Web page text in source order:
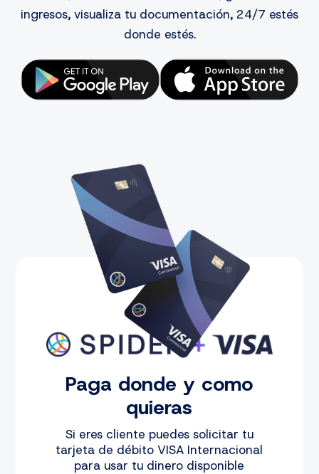
ingresos, visualiza tu documentación, 24/7 estés
donde estés.
Paga donde y como
quieras
Si eres cliente puedes solicitar tu
tarjeta de débito VISA Internacional
para usar tu dinero disponible